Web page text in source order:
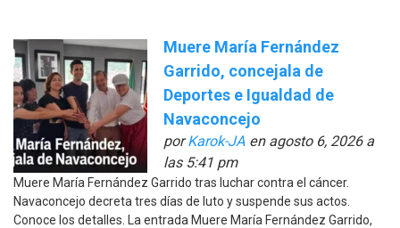
Muere María Fernández
Garrido, concejala de
Deportes e Igualdad de
Navaconcejo
porKarok-JA en agosto 6, 2026 a
las 5:41 pm
Muere María Fernández Garrido tras luchar contra el cáncer.
Navaconcejo decreta tres días de luto y suspende sus actos.
Conoce los detalles. La entrada Muere María Fernández Garrido,